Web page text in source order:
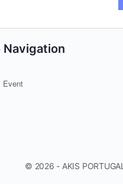
Navigation
Event
© 2026 - AKIS PORTUGAL